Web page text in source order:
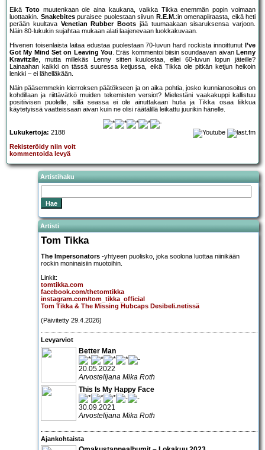
Eikä Totomuutenkaan ole aina kaukana, vaikka Tikka enemmän popin voimaan
luottaakin. Snakebitespuraisee puolestaan siivun R.E.M.:in omenapiiraasta, eikä heti
perään kuultava Venetian Rubber Boots jää tuumaakaan sisaruksensa varjoon.
Näin 80-lukukin sujahtaa mukaan alati laajenevaan luokkakuvaan.
Hivenen toisenlaista laitaa edustaa puolestaan 70-luvun hard rockista innoittunut I’ve
Got My Mind Set on Leaving You. Eräs kommentoi biisin soundaavan aivan Lenny
Kravitzille, mutta millekäs Lenny sitten kuulostaa, ellei 60-luvun lopun jäteille?
Lainaahan kaikki on tässä suuressa ketjussa, eikä Tikka ole pitkän ketjun heikoin
lenkki – ei lähelläkään.
Näin pääsemmekin kierroksen päätökseen ja on aika pohtia, josko kunnianosoitus on
kohdillaan ja riittävätkö muiden tekemisten versiot? Mielestäni vaakakuppi kallistuu
positiivisen puolelle, sillä seassa ei ole ainuttakaan hutia ja Tikka osaa liikkua
käytetyissä vaatteissaan aivan kuin ne olisi räätälillä leikattu juurikin hänelle.
Lukukertoja: 2188
Rekisteröidy niin voit
kommentoida levyä
Artistihaku
Artisti
Tom Tikka
The Impersonators -yhtyeen puolisko, joka soolona luottaa niinikään
rockin moninaisiin muotoihin.
Linkit:
tomtikka.com
facebook.com/thetomtikka
instagram.com/tom_tikka_official
Tom Tikka & The Missing Hubcaps Desibeli.netissä
(Päivitetty 29.4.2026)
Levyarviot
Better Man
20.05.2022
Arvostelijana Mika Roth
This Is My Happy Face
30.09.2021
Arvostelijana Mika Roth
Ajankohtaista